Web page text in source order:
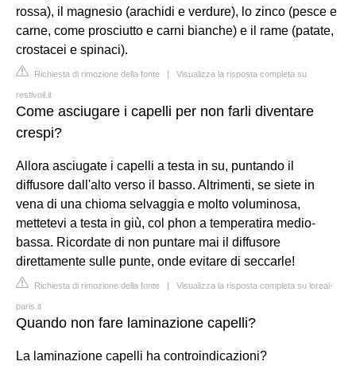
rossa), il magnesio (arachidi e verdure), lo zinco (pesce e
carne, come prosciutto e carni bianche) e il rame (patate,
crostacei e spinaci).
Richiesta di rimozione della fonte | Visualizza la risposta completa su
restivoil.it
Come asciugare i capelli per non farli diventare
crespi?
Allora asciugate i capelli a testa in su, puntando il
diffusore dall'alto verso il basso. Altrimenti, se siete in
vena di una chioma selvaggia e molto voluminosa,
mettetevi a testa in giù, col phon a temperatira medio-
bassa. Ricordate di non puntare mai il diffusore
direttamente sulle punte, onde evitare di seccarle!
Richiesta di rimozione della fonte | Visualizza la risposta completa su loreal-
paris.it
Quando non fare laminazione capelli?
La laminazione capelli ha controindicazioni?